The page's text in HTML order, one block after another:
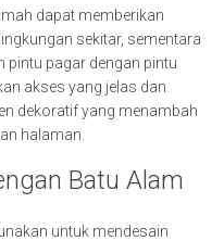
dapat memberikan
sekitar, sementara
pintu pagar dengan pintu
akses yang jelas dan
dekoratif yang menambah
halaman.
Batu Alam
untuk mendesain